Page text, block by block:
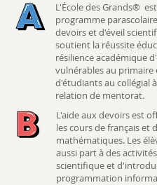
L'École des Grands®
programme
devoirs et d'éveil
soutient la réussite
résilience académique
vulnérables au primaire
d'étudiants au collégial
relation de mentorat.
L'aide aux devoirs est
les cours de français et
mathématiques. Les
aussi part à des
scientifique et
programmation